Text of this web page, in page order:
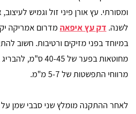
ומסורתי. עץ אורן פיני זול וגמיש
לשנה. דק עץ איפאה מדרום אמריקה
במיוחד בפני מזיקים ורטיבות. חשוב
מחוטאות בפער של 40-
מרווחי התפשטות של 5-7 מ"מ.
לאחר ההתקנה מומלץ שני סבבי שמן